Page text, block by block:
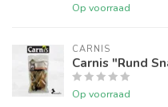
Op voorraad
CARNIS
Carnis "Rund
Op voorraad